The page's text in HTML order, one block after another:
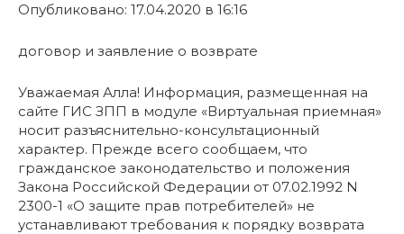
Опубликовано: 17.04.2020 в 16:16
договор и заявление о возврате
Уважаемая Алла! Информация, размещенная на
сайте ГИС ЗПП в модуле «Виртуальная приемная»
носит разъяснительно-консультационный
характер. Прежде всего сообщаем, что
гражданское законодательство и положения
Закона Российской Федерации от 07.02.1992 N
2300-1 «О защите прав потребителей» не
устанавливают требования к порядку возврата